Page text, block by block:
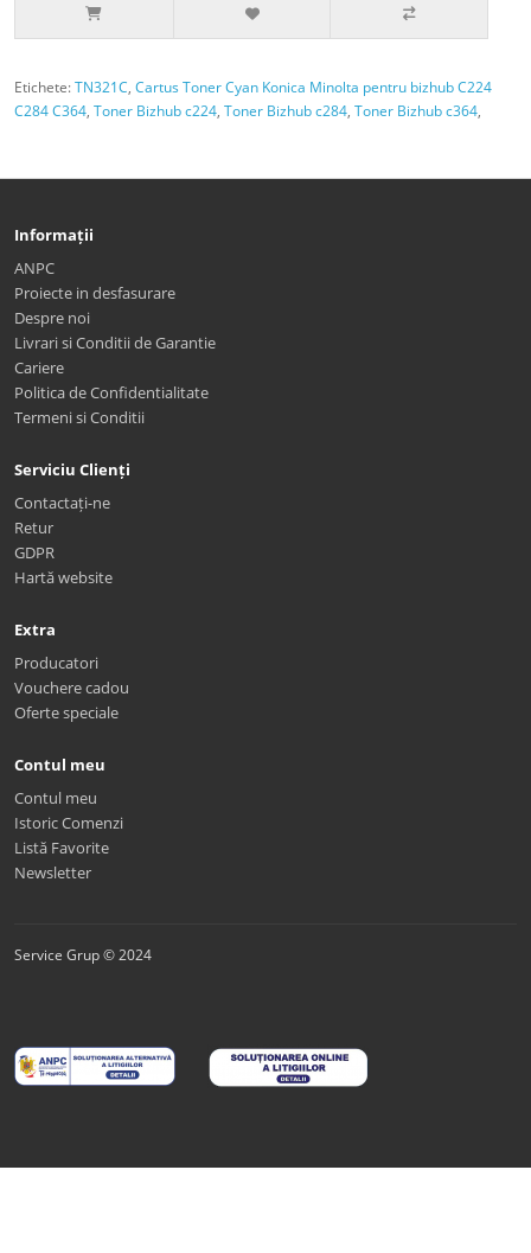
Etichete:TN321C, Cartus Toner Cyan Konica Minolta pentru bizhub C224
C284 C364, Toner Bizhub c224, Toner Bizhub c284, Toner Bizhub c364,
Informații
ANPC
Proiecte in desfasurare
Despre noi
Livrari si Conditii de Garantie
Cariere
Politica de Confidentialitate
Termeni si Conditii
Serviciu Clienți
Contactați-ne
Retur
GDPR
Hartă website
Extra
Producatori
Vouchere cadou
Oferte speciale
Contul meu
Contul meu
Istoric Comenzi
Listă Favorite
Newsletter
Service Grup © 2024